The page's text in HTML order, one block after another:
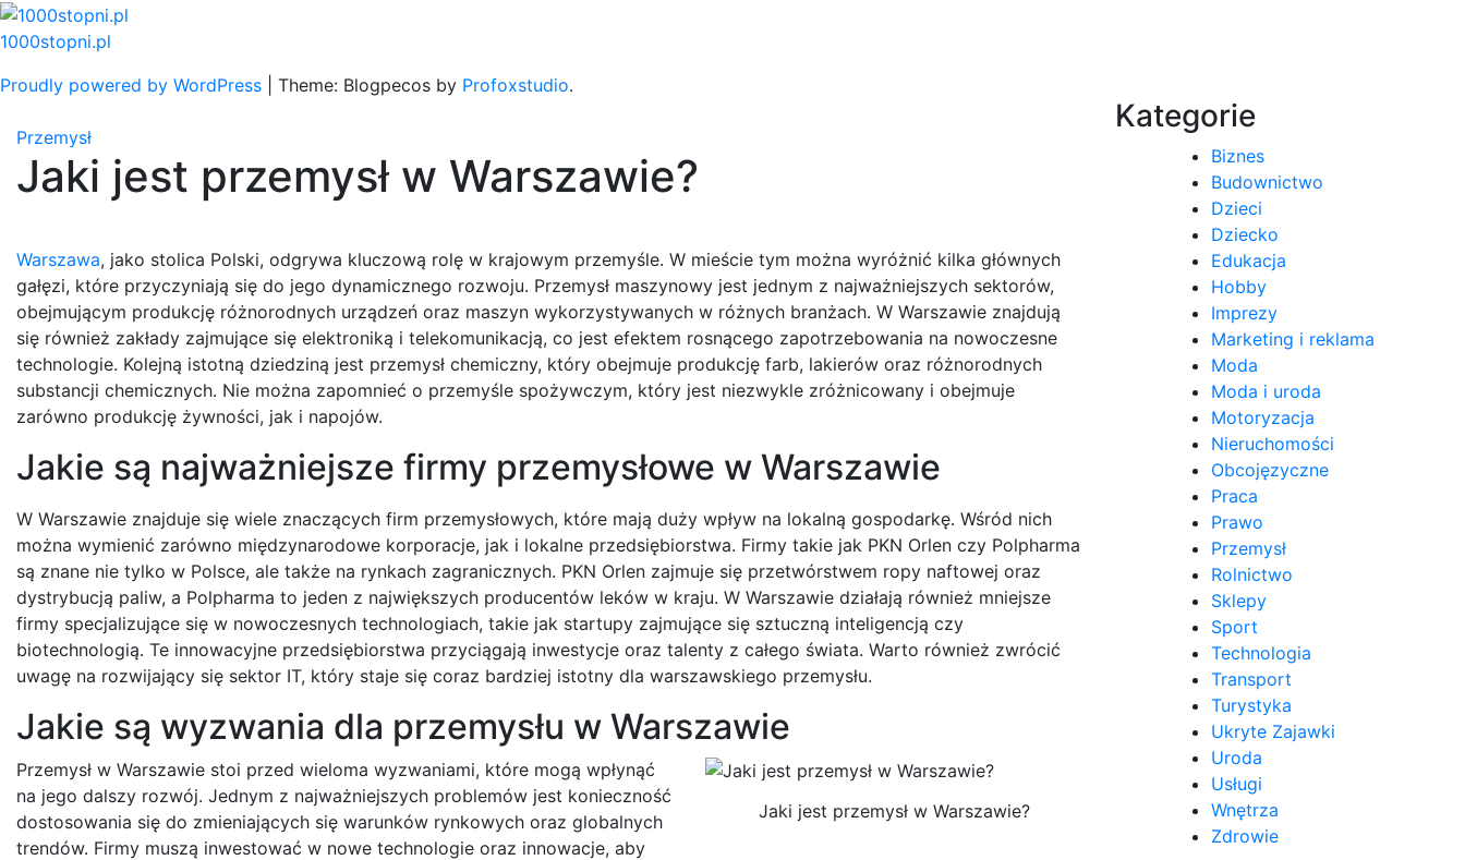
Skip
to
1000stopni.pl
Proudly powered by WordPress
Theme: Blogpecos by Profoxstudio.
Przemysł
Jaki jest przemysł w Warszawie?
Warszawa, jako stolica Polski, odgrywa kluczową rolę w krajowym przemyśle. W mieście tym można wyróżnić kilka głównych
gałęzi, które przyczyniają się do jego dynamicznego rozwoju. Przemysł maszynowy jest jednym z najważniejszych sektorów,
obejmującym produkcję różnorodnych urządzeń oraz maszyn wykorzystywanych w różnych branżach. W Warszawie znajdują
się również zakłady zajmujące się elektroniką i telekomunikacją, co jest efektem rosnącego zapotrzebowania na nowoczesne
technologie. Kolejną istotną dziedziną jest przemysł chemiczny, który obejmuje produkcję farb, lakierów oraz różnorodnych
substancji chemicznych. Nie można zapomnieć o przemyśle spożywczym, który jest niezwykle zróżnicowany i obejmuje
zarówno produkcję żywności, jak i napojów.
Jakie są najważniejsze firmy przemysłowe w Warszawie
W Warszawie znajduje się wiele znaczących firm przemysłowych, które mają duży wpływ na lokalną gospodarkę. Wśród nich
można wymienić zarówno międzynarodowe korporacje, jak i lokalne przedsiębiorstwa. Firmy takie jak PKN Orlen czy Polpharma
są znane nie tylko w Polsce, ale także na rynkach zagranicznych. PKN Orlen zajmuje się przetwórstwem ropy naftowej oraz
dystrybucją paliw, a Polpharma to jeden z największych producentów leków w kraju. W Warszawie działają również mniejsze
firmy specjalizujące się w nowoczesnych technologiach, takie jak startupy zajmujące się sztuczną inteligencją czy
biotechnologią. Te innowacyjne przedsiębiorstwa przyciągają inwestycje oraz talenty z całego świata. Warto również zwrócić
uwagę na rozwijający się sektor IT, który staje się coraz bardziej istotny dla warszawskiego przemysłu.
Jakie są wyzwania dla przemysłu w Warszawie
Jaki jest przemysł w Warszawie?
Przemysł w Warszawie stoi przed wieloma wyzwaniami, które mogą wpłynąć
na jego dalszy rozwój. Jednym z najważniejszych problemów jest konieczność
dostosowania się do zmieniających się warunków rynkowych oraz globalnych
trendów. Firmy muszą inwestować w nowe technologie oraz innowacje, aby
Kategorie
Biznes
Budownictwo
Dzieci
Dziecko
Edukacja
Hobby
Imprezy
Marketing i reklama
Moda
Moda i uroda
Motoryzacja
Nieruchomości
Obcojęzyczne
Praca
Prawo
Przemysł
Rolnictwo
Sklepy
Sport
Technologia
Transport
Turystyka
Ukryte Zajawki
Uroda
Usługi
Wnętrza
Zdrowie